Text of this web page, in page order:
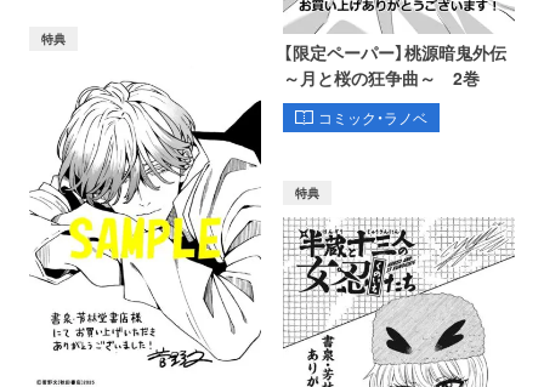
【限定ペーパー】桃源暗鬼外伝
～月と桜の狂争曲～ 2巻
コミック・ラノベ
特典
特典